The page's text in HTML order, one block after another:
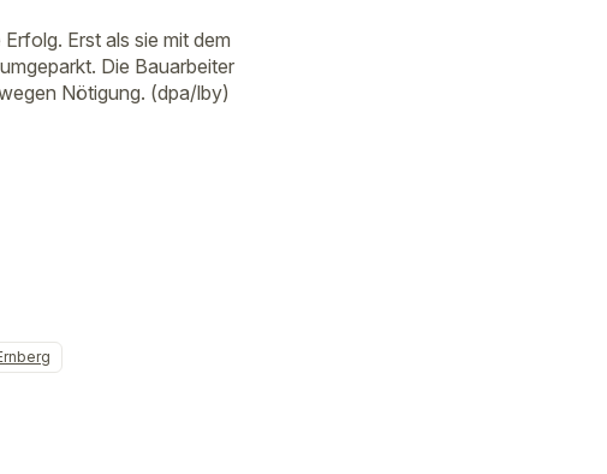
Erst als sie mit dem
Die Bauarbeiter
Nötigung. (dpa/lby)